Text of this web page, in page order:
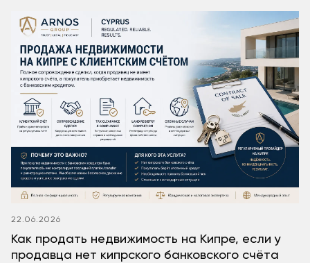
22.06.2026
Как продать недвижимость на Кипре, если у
продавца нет кипрского банковского счёта